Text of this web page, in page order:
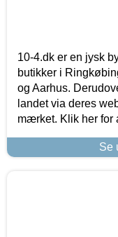
10-4.dk er en jysk
butikker i
og Aarhus.
landet via deres
mærket. Klik her for
Se